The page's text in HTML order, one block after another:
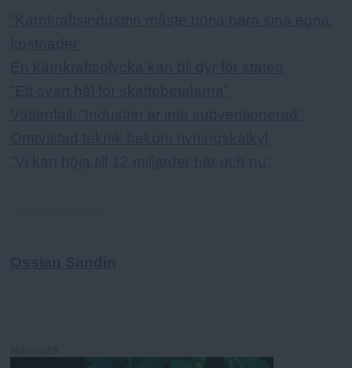
”Kärnkraftsindustrin måste börja bära sina egna
kostnader”
En kärnkraftsolycka kan bli dyr för staten
”Ett svart hål för skattebetalarna”
Vattenfall: ”Industrin är inte subventionerad”
Omtvistad teknik bakom rivningskalkyl
”Vi kan höja till 12 miljarder här och nu”
Ossian Sandin